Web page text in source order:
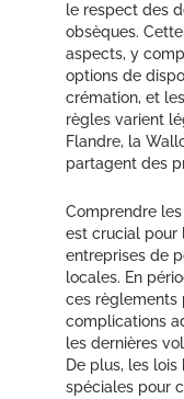
le respect des
obsèques.
aspects, y
options de
crémation, et
règles varient
Flandre, la
partagent des
Comprendre
est crucial pour
entreprises de
locales. En
ces règlements
complications
les dernières
De plus, les
spéciales pour